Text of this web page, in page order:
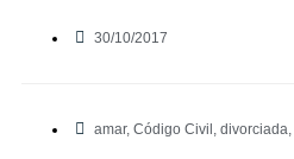
30/10/2017
amar, Código Civil , divorciada,